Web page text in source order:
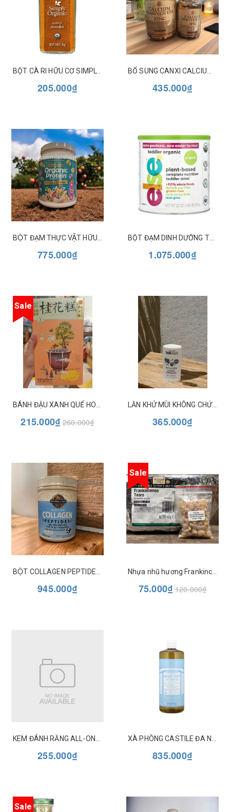
BỘT CÀ RI HỮU CƠ SIMPLY ORGANIC CURRY POWDER
205.000₫ 435.000₫
775.000₫
BỘT ĐẠM DINH DƯỠNG TOÀN PHẦN HỮU CƠ CHO TRẺ TỪ 1 TUỔI ELSE
1.075.000₫
Sale
215.000₫ 260.000₫
LĂN KHỬ MÙI KHÔNG CHỨA NHÔM SCHMIDT'S
365.000₫
945.000₫
Sale
75.000₫ 120.000₫
255.000₫ 835.000₫
Sale